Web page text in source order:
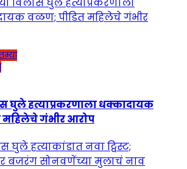
घुले हत्याप्रकरणाला धक्कादायक
महिलेचे गंभीर आरोप